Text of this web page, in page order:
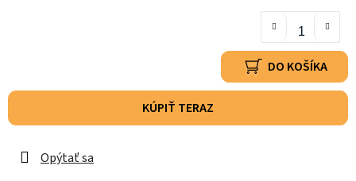
DO KOŠÍKA
KÚPIŤ TERAZ
Opýtať sa